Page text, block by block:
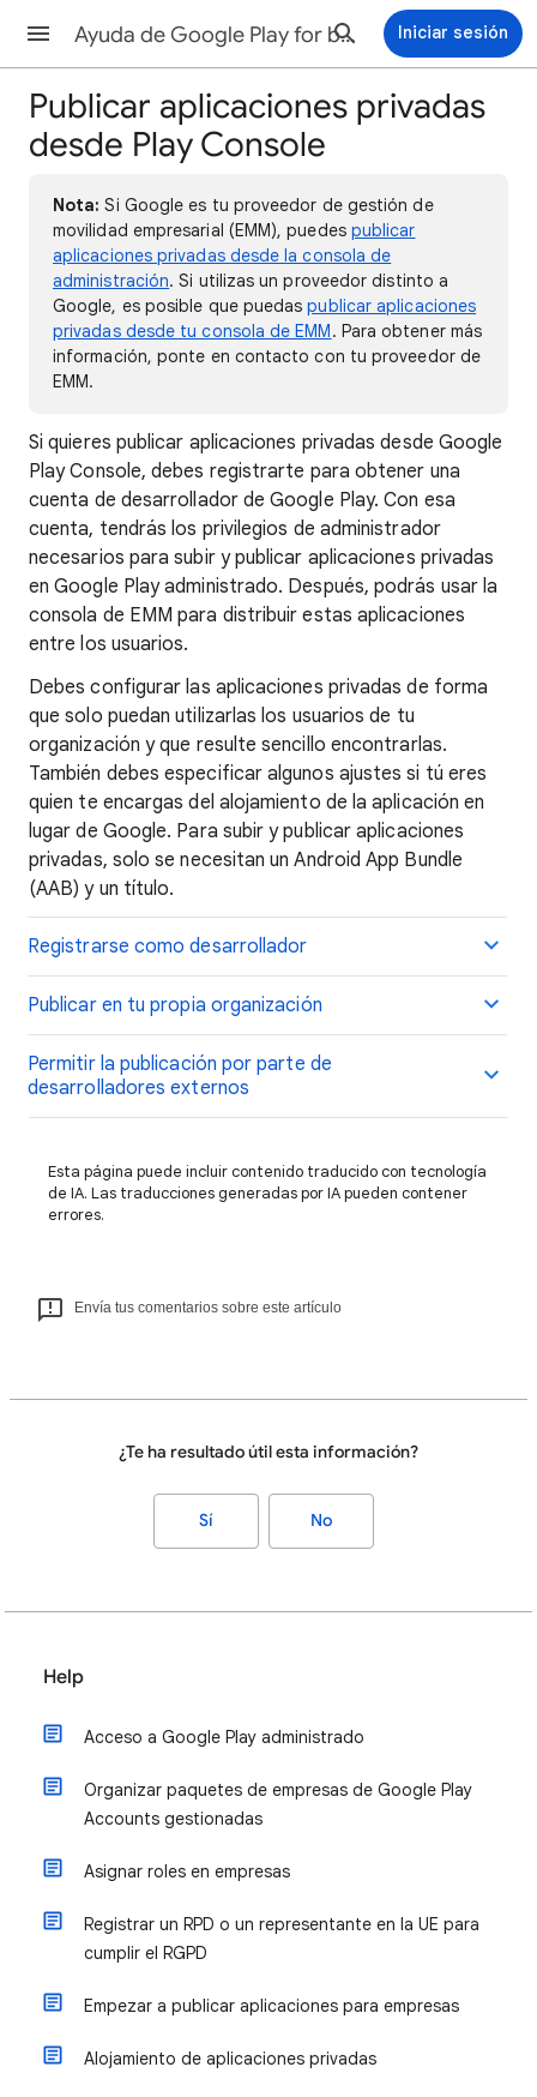
Ayuda de Google Play for business Iniciar sesión
Publicar aplicaciones privadas
desde Play Console
Nota:Si Google es tu proveedor de gestión de
movilidad empresarial (EMM), puedes publicar
aplicaciones privadas desde la consola de
administración. Si utilizas un proveedor distinto a
Google, es posible que puedaspublicar aplicaciones
privadas desde tu consola de EMM. Para obtener más
información, ponte en contacto con tu proveedor de
EMM.
Si quieres publicar aplicaciones privadas desde Google
Play Console, debes registrarte para obtener una
cuenta de desarrollador de Google Play. Con esa
cuenta, tendrás los privilegios de administrador
necesarios para subir y publicar aplicaciones privadas
en Google Play administrado. Después, podrás usar la
consola de EMM para distribuir estas aplicaciones
entre los usuarios.
Debes configurar las aplicaciones privadas de forma
que solo puedan utilizarlas los usuarios de tu
organización y que resulte sencillo encontrarlas.
También debes especificar algunos ajustes si tú eres
quien te encargas del alojamiento de la aplicación en
lugar de Google. Para subir y publicar aplicaciones
privadas, solo se necesitan un Android App Bundle
(AAB) y un título.
Registrarse como desarrollador
Publicar en tu propia organización
Permitir la publicación por parte de
desarrolladores externos
Esta página puede incluir contenido traducido con tecnología
de IA. Las traducciones generadas por IA pueden contener
errores.
Envía tus comentarios sobre este artículo
¿Te ha resultado útil esta información?
Sí No
Help
Acceso a Google Play administrado
Organizar paquetes de empresas de Google Play
Accounts gestionadas
Asignar roles en empresas
Registrar un RPD o un representante en la UE para
cumplir el RGPD
Empezar a publicar aplicaciones para empresas
Alojamiento de aplicaciones privadas